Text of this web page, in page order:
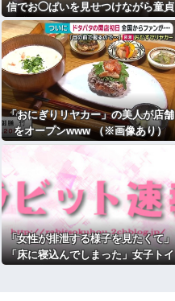
信でお◯ぱいを見せつけながら童貞
を煽ってしまうｗｗｗwｗｗｗｗｗ
ｗｗｗ
「おにぎりリヤカー」の美人が店舗
をオープンwww （※画像あり）
「女性が排泄する様子を見たくて」
「床に寝込んでしまった」女子トイ